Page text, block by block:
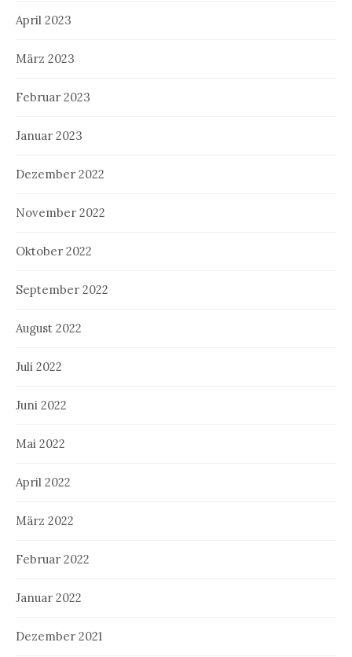
April 2023
März 2023
Februar 2023
Januar 2023
Dezember 2022
November 2022
Oktober 2022
September 2022
August 2022
Juli 2022
Juni 2022
Mai 2022
April 2022
März 2022
Februar 2022
Januar 2022
Dezember 2021